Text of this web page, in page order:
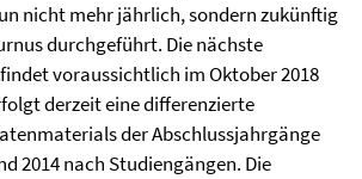
nicht mehr jährlich, sondern zukünftig
durchgeführt. Die nächste
voraussichtlich im Oktober 2018
derzeit eine differenzierte
der Abschlussjahrgänge
2014 nach Studiengängen. Die